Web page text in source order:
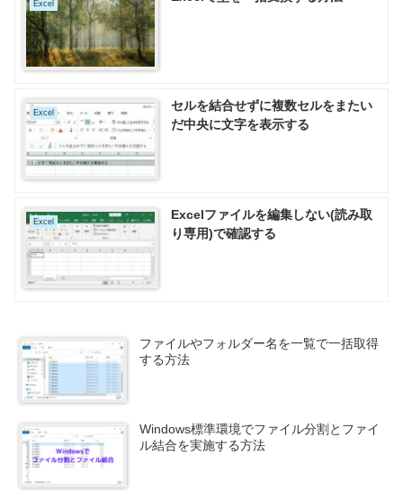
Excel
Excel
セルを結合せずに複数セルをまたい
だ中央に文字を表示する
Excel
Excelファイルを編集しない(読み取
り専用)で確認する
ファイルやフォルダー名を一覧で一括取得
する方法
Windows標準環境でファイル分割とファイ
ル結合を実施する方法